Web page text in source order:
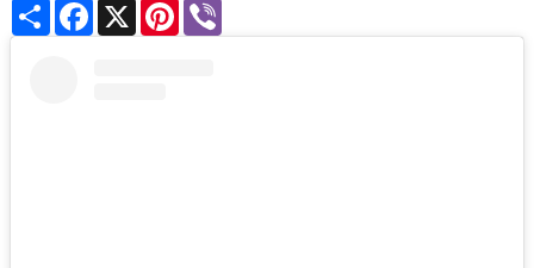
Share Facebook
X Pinterest